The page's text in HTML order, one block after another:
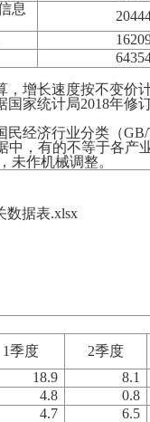
息
，增长速度按不变价计
国家统计局2018年修
民经济行业分类（GB/
中，有的不等于各产
未作机械调整。
数据表.xlsx
1季度 2季度
18.9 8.1
4.8 0.8
4.7 6.5